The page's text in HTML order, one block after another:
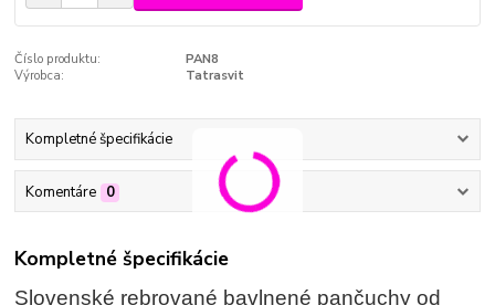
Číslo produktu:
PAN8
Výrobca:
Tatrasvit
Kompletné špecifikácie
Komentáre 0
Kompletné špecifikácie
Slovenské rebrované bavlnené pančuchy od